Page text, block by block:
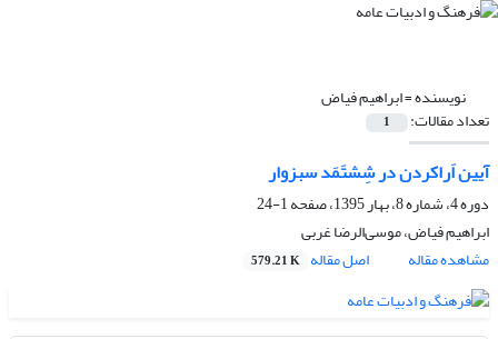
نویسنده =ابراهیم فیاض
تعداد مقالات: 1
آیین اَراکردن در شِشتَمَد سبزوار
دوره 4، شماره 8، بهار 1395، صفحه
1-24
ابراهیم فیاض، موسی‌الرضا غربی
مشاهده مقاله
اصل مقاله 579.21 K